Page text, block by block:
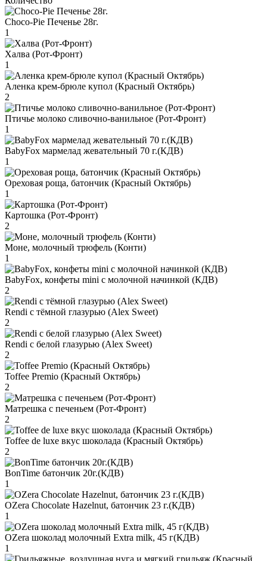
Choco-Pie Печенье 28г.
1
Халва (Рот-Фронт)
1
Аленка крем-брюле купол (Красный Октябрь)
2
Птичье молоко сливочно-ванильное (Рот-Фронт)
1
BabyFox мармелад жевательный 70 г.(КДВ)
1
Ореховая роща, батончик (Красный Октябрь)
1
Картошка (Рот-Фронт)
2
Моне, молочный трюфель (Конти)
1
BabyFox, конфеты mini c молочной начинкой (КДВ)
2
Rendi с тёмной глазурью (Alex Sweet)
2
Rendi с белой глазурью (Alex Sweet)
2
Toffee Premio (Красный Октябрь)
2
Матрешка с печеньем (Рот-Фронт)
2
Toffee de luxe вкус шоколада (Красный Октябрь)
2
BonTime батончик 20г.(КДВ)
1
OZera Chocolate Hazelnut, батончик 23 г.(КДВ)
1
OZera шоколад молочный Extra milk, 45 г(КДВ)
1